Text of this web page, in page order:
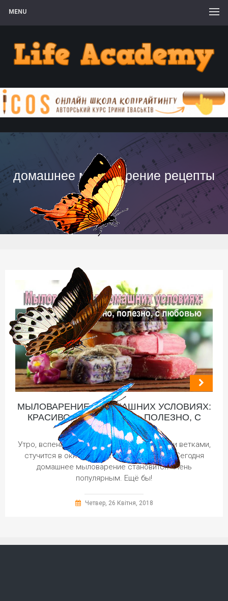
MENU
домашнее мыловарение рецепты
МЫЛОВАРЕНИЕ В ДОМАШНИХ УСЛОВИЯХ:
КРАСИВО, ЭКОЛОГИЧНО, ПОЛЕЗНО, С
ЛЮБОВЬЮ
Утро, вспенившееся цветущими вишнёвыми ветками,
стучится в окно. С Вами Ирина Иваськив. Сегодня
домашнее мыловарение становится очень
популярным. Ещё бы!
Четвер, 26 Квітня, 2018